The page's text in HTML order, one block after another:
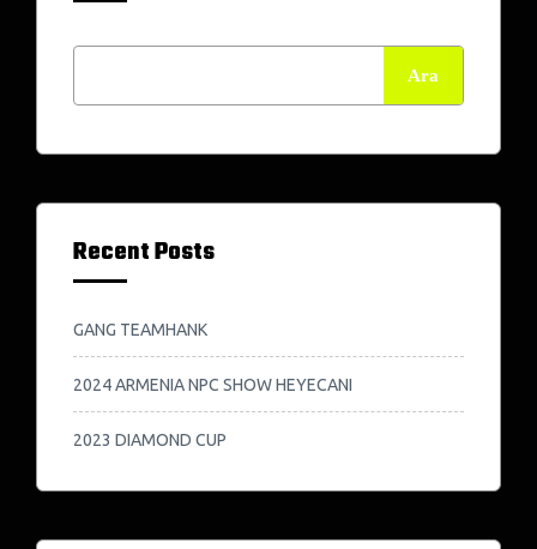
Ara
Recent Posts
GANG TEAMHANK
2024 ARMENIA NPC SHOW HEYECANI
2023 DIAMOND CUP